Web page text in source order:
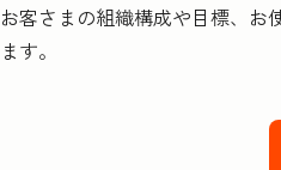
客さまの組織構成や目標、
す。